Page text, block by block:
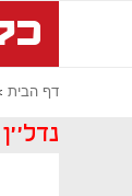
דף הבית
נדל''ן